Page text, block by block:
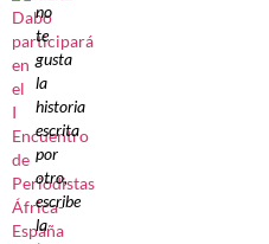
no
te
gusta
la
historia
escrita
por
otro,
escribe
la